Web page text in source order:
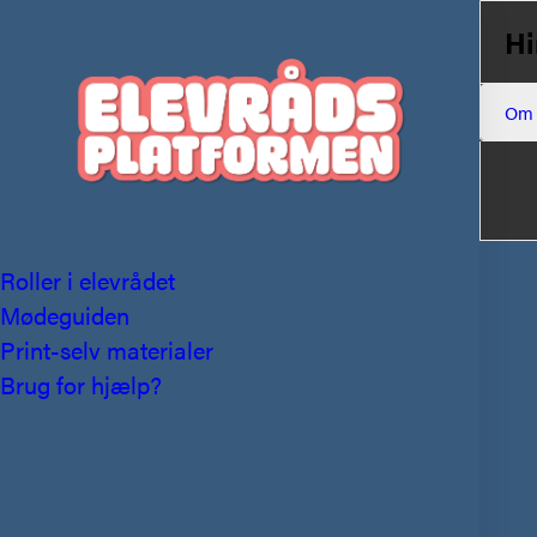
Roller i elevrådet
Mødeguiden
Print-selv materialer
Brug for hjælp?
Om